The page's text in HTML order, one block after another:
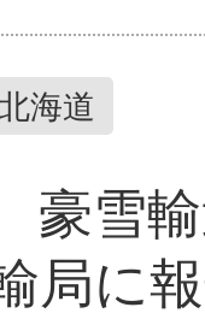
海道
豪雪
局に